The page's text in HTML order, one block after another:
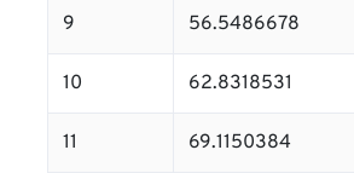
9 56.5486678
10 62.8318531
11 69.1150384